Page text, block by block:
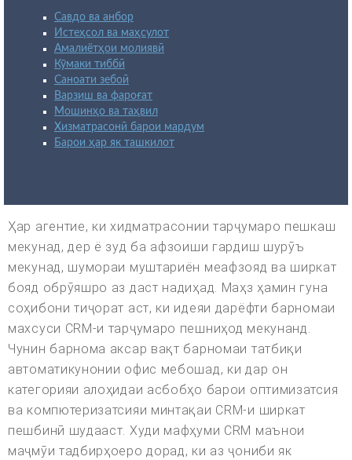
Савдо ва анбор
Истеҳсол ва маҳсулот
Амалиётҳои молиявӣ
Кӯмаки тиббӣ
Саноати зебоӣ
Варзиш ва фароғат
Мошинҳо ва таҳвил
Хизматрасонӣ барои мардум
Барои ҳар як ташкилот
Ҳар агентие, ки хидматрасонии тарҷумаро пешкаш
мекунад, дер ё зуд ба афзоиши гардиш шурӯъ
мекунад, шумораи муштариён меафзояд ва ширкат
бояд обрӯяшро аз даст надиҳад. Маҳз ҳамин гуна
соҳибони тиҷорат аст, ки идеяи дарёфти барномаи
махсуси CRM-и тарҷумаро пешниҳод мекунанд.
Чунин барнома аксар вақт барномаи татбиқи
автоматикунонии офис мебошад, ки дар он
категорияи алоҳидаи асбобҳо барои оптимизатсия
ва компютеризатсияи минтақаи CRM-и ширкат
пешбинӣ шудааст. Худи мафҳуми CRM маънои
маҷмӯи тадбирҳоеро дорад, ки аз ҷониби як